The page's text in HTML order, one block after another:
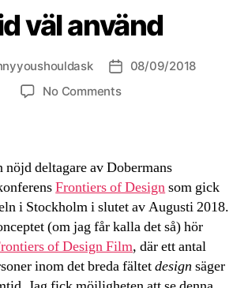
väl använd
Post08/09/2018
No Commentson
nöjd deltagare av Dobermans
Frontiers of Designsom gick
i Stockholm i slutet av Augusti 2018.
(om jag får kalla det så) hör
of Design Film, där ett antal
inom det breda fältetdesign säger